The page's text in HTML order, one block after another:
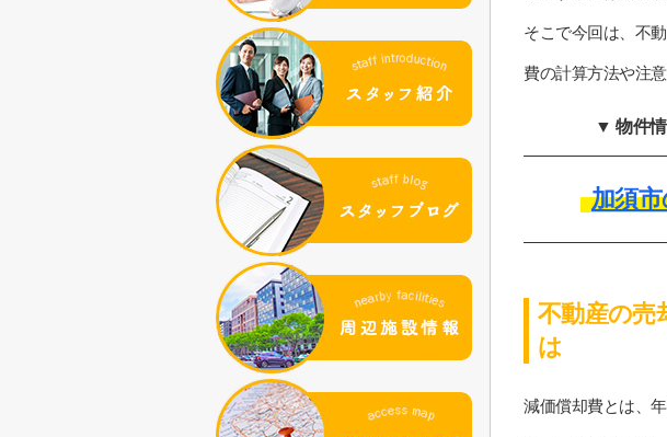
そこで今回は、不
費の計算方法や注
▼ 物件
加須
不動産の売
は
減価償却費とは、